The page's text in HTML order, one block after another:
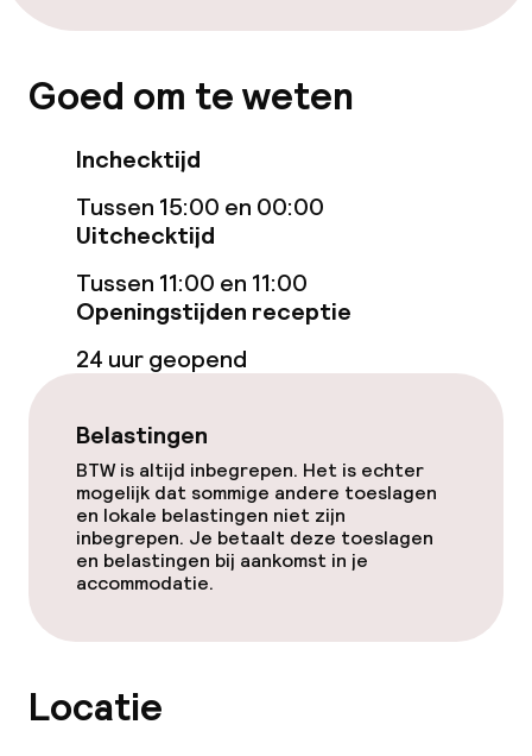
Tuin
Terras
Eet- en drinkgelegenheden
Restaurant
Bar
Eet- en drinkdiensten
Lunch à la carte
Diner à la carte
Schoonmaakvoorzieningen
Goed om te weten
Inchecktijd
Tussen 15:00 en 00:00
Uitchecktijd
Tussen 11:00 en 11:00
Openingstijden receptie
24 uur geopend
Belastingen
BTW is altijd inbegrepen. Het is echter
mogelijk dat sommige andere toeslagen
en lokale belastingen niet zijn
inbegrepen. Je betaalt deze toeslagen
en belastingen bij aankomst in je
accommodatie.
Locatie